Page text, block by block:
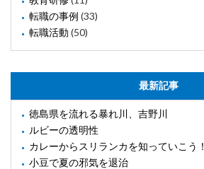
転職の事例 (33)
転職活動 (50)
最新記事
徳島県を流れる暴れ川、吉野川
ルビーの透明性
カレーからスリランカを知っていこう！
小豆で夏の邪気を退治